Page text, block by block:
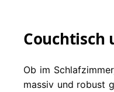
Couchtisch
Ob im
massiv und robust